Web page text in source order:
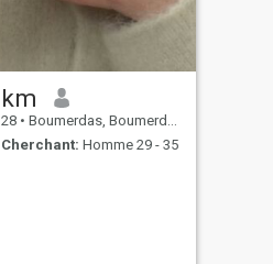
km
28 • Boumerdas, Boumerdes, Algérie
Cherchant: Homme 29 - 35